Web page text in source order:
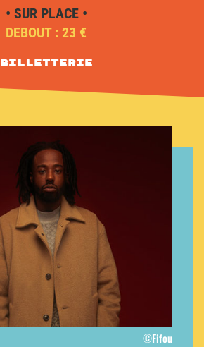
• SUR PLACE •
DEBOUT : 23 €
Billetterie
©Fifou